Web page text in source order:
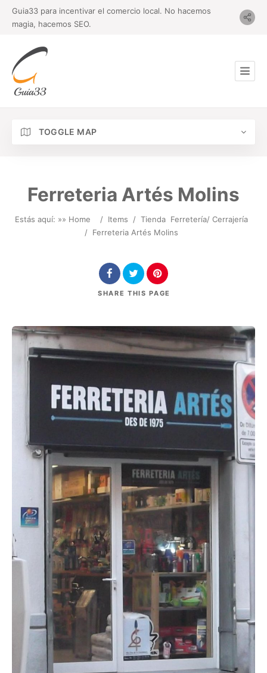
Guia33 para incentivar el comercio local. No hacemos
magia, hacemos SEO.
TOGGLE MAP
Ferreteria Artés Molins
Estás aquí: »» Home / Items / Tienda Ferretería/ Cerrajería
/ Ferreteria Artés Molins
SHARE THIS PAGE